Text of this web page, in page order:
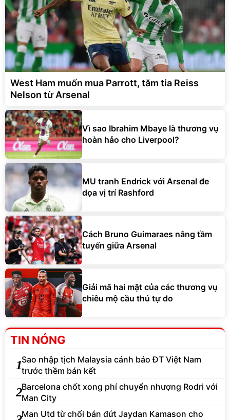
West Ham muốn mua Parrott, tăm tia Reiss
Nelson từ Arsenal
Vì sao Ibrahim Mbaye là thương vụ
hoàn hảo cho Liverpool?
MU tranh Endrick với Arsenal đe
dọa vị trí Rashford
Cách Bruno Guimaraes nâng tầm
tuyến giữa Arsenal
Giải mã hai mặt của các thương vụ
chiêu mộ cầu thủ tự do
TIN NÓNG
1Sao nhập tịch Malaysia cảnh báo ĐT Việt Nam
trước thềm bán kết
2Barcelona chốt xong phí chuyển nhượng Rodri với
Man City
Man Utd từ chối bán đứt Jaydan Kamason cho